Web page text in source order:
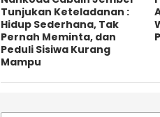
Tunjukan Keteladanan :
Hidup Sederhana, Tak
Pernah Meminta, dan
Peduli Sisiwa Kurang
Mampu